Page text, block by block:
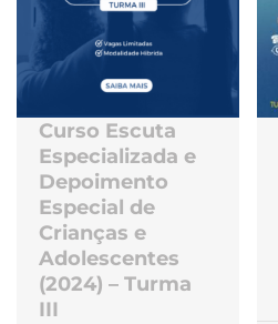
Curso Escuta
Especializada e
Depoimento
Especial de
Crianças e
Adolescentes
(2024) – Turma
III